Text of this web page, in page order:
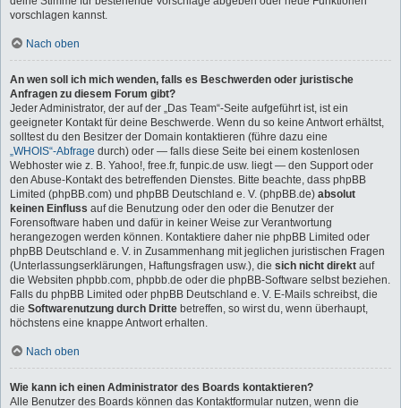
vorschlagen kannst.
Nach oben
An wen soll ich mich wenden, falls es Beschwerden oder juristische
Anfragen zu diesem Forum gibt?
Jeder Administrator, der auf der „Das Team“-Seite aufgeführt ist, ist ein
geeigneter Kontakt für deine Beschwerde. Wenn du so keine Antwort erhältst,
solltest du den Besitzer der Domain kontaktieren (führe dazu eine
„WHOIS“-Abfrage durch) oder — falls diese Seite bei einem kostenlosen
Webhoster wie z. B. Yahoo!, free.fr, funpic.de usw. liegt — den Support oder
den Abuse-Kontakt des betreffenden Dienstes. Bitte beachte, dass phpBB
Limited (phpBB.com) und phpBB Deutschland e. V. (phpBB.de) absolut
keinen Einfluss auf die Benutzung oder den oder die Benutzer der
Forensoftware haben und dafür in keiner Weise zur Verantwortung
herangezogen werden können. Kontaktiere daher nie phpBB Limited oder
phpBB Deutschland e. V. in Zusammenhang mit jeglichen juristischen Fragen
(Unterlassungserklärungen, Haftungsfragen usw.), die sich nicht direkt auf
die Websiten phpbb.com, phpbb.de oder die phpBB-Software selbst beziehen.
Falls du phpBB Limited oder phpBB Deutschland e. V. E-Mails schreibst, die
die Softwarenutzung durch Dritte betreffen, so wirst du, wenn überhaupt,
höchstens eine knappe Antwort erhalten.
Nach oben
Wie kann ich einen Administrator des Boards kontaktieren?
Alle Benutzer des Boards können das Kontaktformular nutzen, wenn die